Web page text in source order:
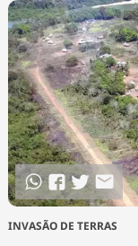
INVASÃO DE TERRAS